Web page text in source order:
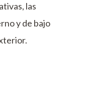
las
y de bajo